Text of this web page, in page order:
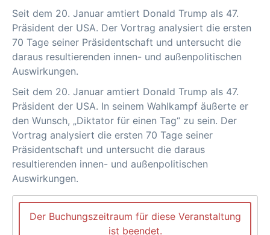
Seit dem 20. Januar amtiert Donald Trump als 47.
Präsident der USA. Der Vortrag analysiert die ersten
70 Tage seiner Präsidentschaft und untersucht die
daraus resultierenden innen- und außenpolitischen
Auswirkungen.
Seit dem 20. Januar amtiert Donald Trump als 47.
Präsident der USA. In seinem Wahlkampf äußerte er
den Wunsch, „Diktator für einen Tag“ zu sein. Der
Vortrag analysiert die ersten 70 Tage seiner
Präsidentschaft und untersucht die daraus
resultierenden innen- und außenpolitischen
Auswirkungen.
Der Buchungszeitraum für diese Veranstaltung
ist beendet.